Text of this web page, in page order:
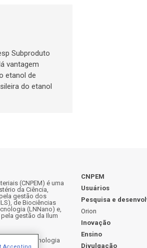
Subproduto
vantagem
etanol de
do etanol
(CNPEM) é uma
da Ciência,
gestão dos
de Biociências
(LNNano) e,
gestão da Ilum
II de Alta Tecnologia
CNPEM
Usuários
Pesquisa e
Orion
Inovação
Ensino
Divulgação